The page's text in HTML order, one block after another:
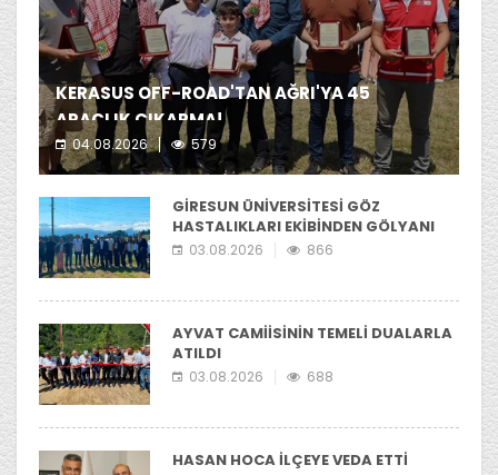
KERASUS OFF-ROAD'TAN AĞRI'YA 45
ARAÇLIK ÇIKARMA!
04.08.2026 579
Kerasus Off-Road ekibi yer aldı.
GİRESUN ÜNİVERSİTESİ GÖZ
HASTALIKLARI EKİBİNDEN GÖLYANI
YAYLASI'NIA ZİYARET
03.08.2026 866
AYVAT CAMİİSİNİN TEMELİ DUALARLA
ATILDI
03.08.2026 688
HASAN HOCA İLÇEYE VEDA ETTİ